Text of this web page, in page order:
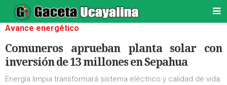
Avance energético
Comuneros aprueban planta solar con
inversión de 13 millones en Sepahua
Energía limpia transformará sistema eléctrico y calidad de vida.